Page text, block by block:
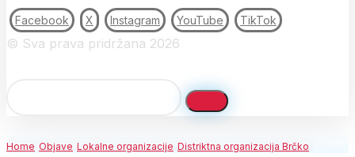
Facebook X Instagram YouTube TikTok
© Sva prava pridržana 2026
Home Objave Lokalne organizacije Distriktna organizacija Brčko